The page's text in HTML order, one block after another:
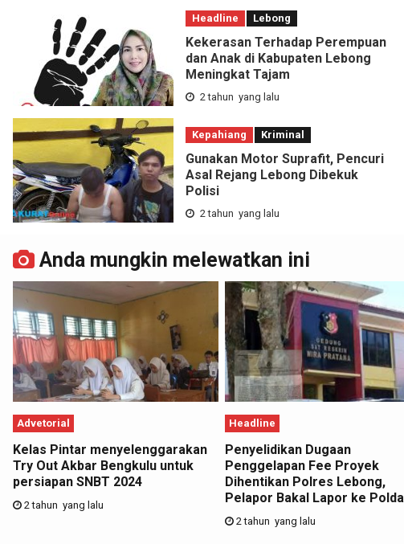
Headline Lebong
Kekerasan Terhadap Perempuan
dan Anak di Kabupaten Lebong
Meningkat Tajam
2 tahun yang lalu
Kepahiang Kriminal
Gunakan Motor Suprafit, Pencuri
Asal Rejang Lebong Dibekuk
Polisi
2 tahun yang lalu
Anda mungkin melewatkan ini
Advetorial
Kelas Pintar menyelenggarakan
Try Out Akbar Bengkulu untuk
persiapan SNBT 2024
2 tahun yang lalu
Headline
Penyelidikan Dugaan
Penggelapan Fee Proyek
Dihentikan Polres Lebong,
Pelapor Bakal Lapor ke Polda
2 tahun yang lalu